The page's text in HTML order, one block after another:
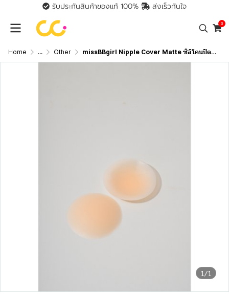
รับประกันสินค้าของแท้ 100% ส่งเร็วทันใจ
0
Home ... Other missBBgirl Nipple Cover Matte ซิลิโคนปิดจุกนม ไร้ขอบ เนื้อนิ่ม กาวเหนียว เก็บรักษาง่าย แปะแล้วไม่หลุด ไม่เห็นหัวนม
1/1